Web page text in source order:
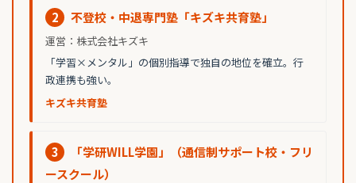
2 不登校・中退専門塾「キズキ共育塾」
運営：株式会社キズキ
「学習×メンタル」の個別指導で独自の地位を確立。行
政連携も強い。
キズキ共育塾
3
「学研WILL学園」（通信制サポート校・フリ
ースクール）